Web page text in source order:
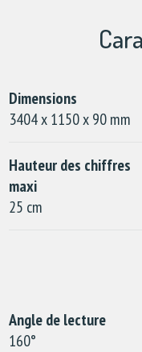
Dimensions
3404 x 1150 x 90 mm
Hauteur des chiffres
maxi
25 cm
Angle de lecture
160°